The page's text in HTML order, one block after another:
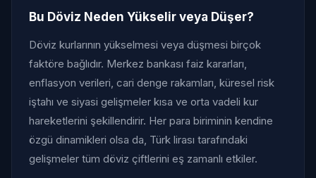
Bu Döviz Neden Yükselir veya Düşer?
Döviz kurlarının yükselmesi veya düşmesi birçok
faktöre bağlıdır. Merkez bankası faiz kararları,
enflasyon verileri, cari denge rakamları, küresel risk
iştahı ve siyasi gelişmeler kısa ve orta vadeli kur
hareketlerini şekillendirir. Her para biriminin kendine
özgü dinamikleri olsa da, Türk lirası tarafındaki
gelişmeler tüm döviz çiftlerini eş zamanlı etkiler.